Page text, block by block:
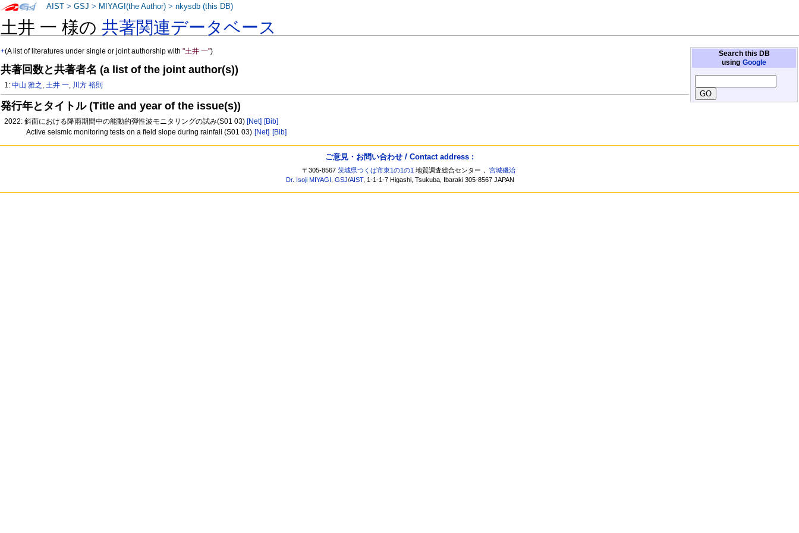
土井 一 様の共著関連データベース
Search this DB
using Google
+(A list of literatures under single or joint authorship with"土井 一")
共著回数と共著者名 (a list of the joint author(s))
1:中山 雅之 ,土井 一, 川方 裕則
発行年とタイトル (Title and year of the issue(s))
2022: 斜面における降雨期間中の能動的弾性波モニタリングの試み(S01 03) [Net] [Bib]
Active seismic monitoring tests on a field slope during rainfall (S01 03) [Net] [Bib]
AIST >GSJ > MIYAGI(the Author) >nkysdb (this DB)
ご意見・お問い合わせ / Contact address :
〒305-8567茨城県つくば市東1の1の1 地質調査総合センター，宮城磯治
Dr. Isoji MIYAGI ,GSJ/AIST, 1-1-1-7 Higashi, Tsukuba, Ibaraki 305-8567 JAPAN